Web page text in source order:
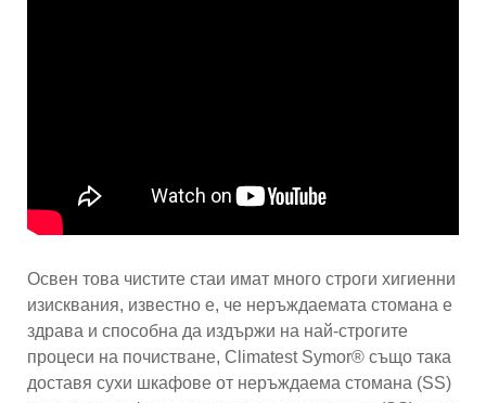
Освен това чистите стаи имат много строги хигиенни
изисквания, известно е, че неръждаемата стомана е
здрава и способна да издържи на най-строгите
процеси на почистване, Climatest Symor® също така
доставя сухи шкафове от неръждаема стомана (SS)